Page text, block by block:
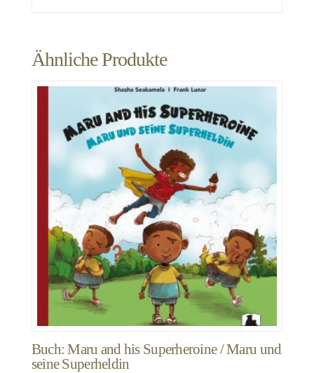
Ähnliche Produkte
Buch: Maru and his Superheroine / Maru und
seine Superheldin